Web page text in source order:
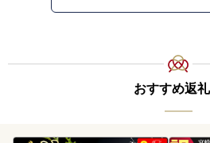
おすすめ返